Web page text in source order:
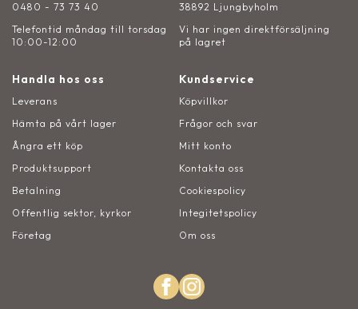
0480 - 73 73 40
Telefontid måndag till torsdag
10:00-12:00
38892 Ljungbyholm
Vi har ingen direktförsäljning
på lagret
Handla hos oss
Leverans
Hämta på vårt lager
Ångra ett köp
Produktsupport
Betalning
Offentlig sektor, kyrkor
Företag
Kundservice
Köpvillkor
Frågor och svar
Mitt konto
Kontakta oss
Cookiespolicy
Integitetspolicy
Om oss